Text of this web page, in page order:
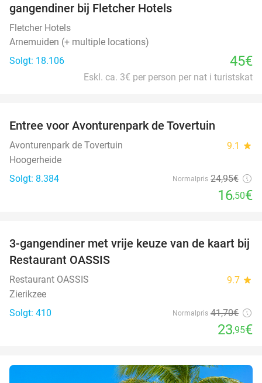
gangendiner bij Fletcher Hotels
Fletcher Hotels
Arnemuiden (+ multiple locations)
Solgt: 18.106
45€
Eskl. ca. 3€ per person per nat i turistskat
Entree voor Avonturenpark de Tovertuin
Avonturenpark de Tovertuin 9.1 star
Hoogerheide
Solgt: 8.384
Normalpris 24,95€
16,50€
43%
3-gangendiner met vrije keuze van de kaart bij
Restaurant OASSIS
Restaurant OASSIS 9.7 star
Zierikzee
Solgt: 410
Normalpris 41,70€
23,95€